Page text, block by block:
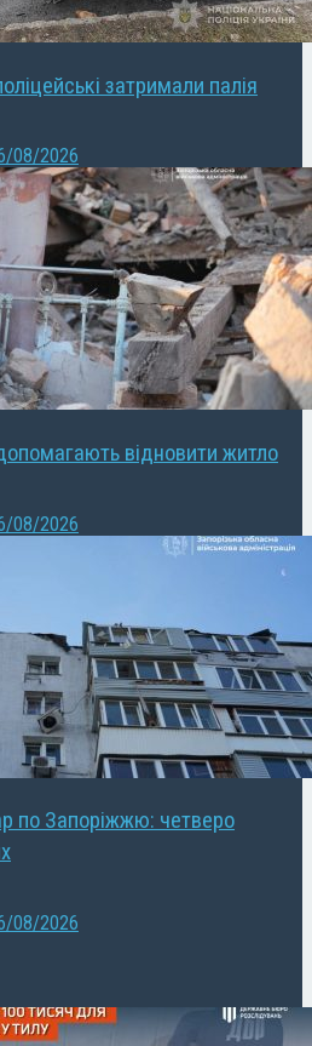
затримали палія
08/2026
відновити житло
08/2026
по Запоріжжю: четверо
08/2026